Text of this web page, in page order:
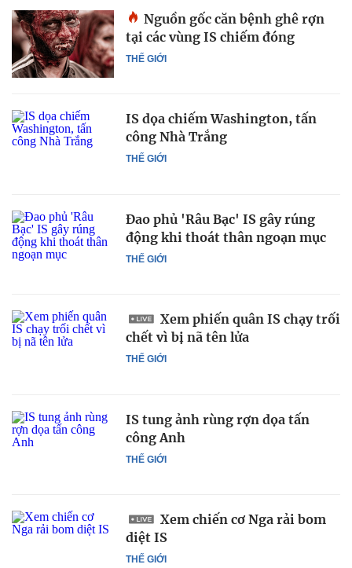
THẾ GIỚI
Nguồn gốc căn bệnh ghê rợn
tại các vùng IS chiếm đóng
THẾ GIỚI
IS dọa chiếm Washington, tấn
công Nhà Trắng
THẾ GIỚI
Đao phủ 'Râu Bạc' IS gây rúng
động khi thoát thân ngoạn mục
THẾ GIỚI
Xem phiến quân IS chạy trối
chết vì bị nã tên lửa
THẾ GIỚI
IS tung ảnh rùng rợn dọa tấn
công Anh
THẾ GIỚI
Xem chiến cơ Nga rải bom
diệt IS